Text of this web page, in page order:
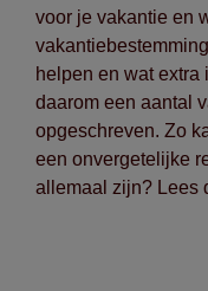
voor je vakantie en
helpen en wat
daarom een aantal
opgeschreven. Zo
een onvergetelijke
allemaal zijn? Lees